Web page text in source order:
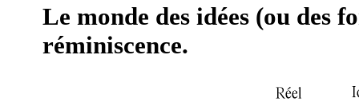
Le monde des idées (ou des
réminiscence.